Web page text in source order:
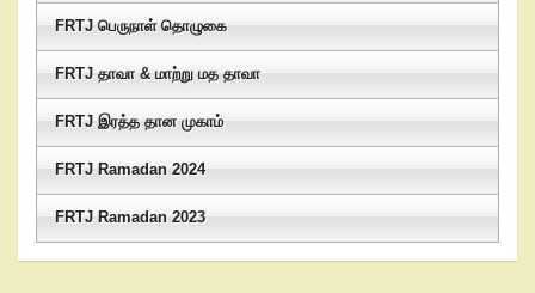
FRTJ பெருநாள் தொழுகை
FRTJ தாவா & மாற்று மத தாவா
FRTJ இரத்த தான முகாம்
FRTJ Ramadan 2024
FRTJ Ramadan 2023